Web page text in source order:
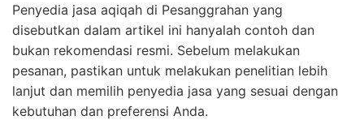
Penyedia jasa aqiqah di Pesanggrahan yang
disebutkan dalam artikel ini hanyalah contoh dan
bukan rekomendasi resmi. Sebelum melakukan
pesanan, pastikan untuk melakukan penelitian lebih
lanjut dan memilih penyedia jasa yang sesuai dengan
kebutuhan dan preferensi Anda.